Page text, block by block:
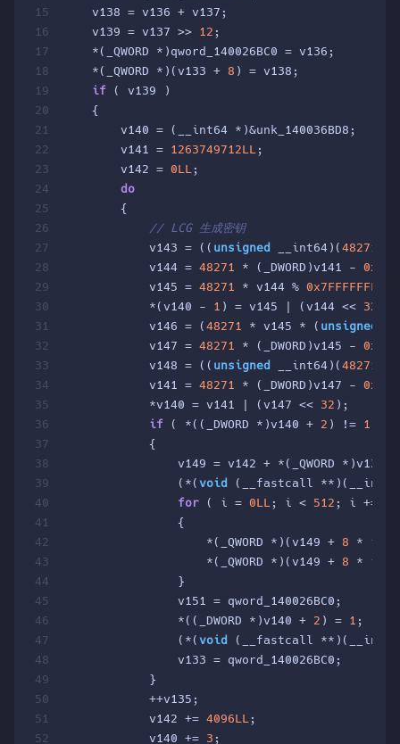
15
16
17
18
19
20
21
22
23
24
25
26
27
28
29
30
31
32
33
34
35
36
37
38
39
40
41
42
43
44
45
46
47
48
49
50
51
52
    v138 = v136 + v137;
    v139 = v137 >>
12 ;
    *(_QWORD *)qword_140026BC0 = v136;
    *(_QWORD *)(v133 +
8 ) = v138;
if ( v139 )
    {
        v140 = (__int64 *)&unk_140036BD8;
        v141 =
1263749712LL ;
        v142 =
0LL ;
do
        {
// LCG 生成密钥
            v143 = ((
unsigned __int64)( 48271
            v144 =
48271 * (_DWORD)v141 -
            v145 =
48271 * v144 % 0x7FFFFFFF
            *(v140 -
1 ) = v145 | (v144 << 32
            v146 = (
48271 * v145 * ( unsigned
            v147 =
48271 * (_DWORD)v145 -
            v148 = ((
unsigned __int64)( 48271
            v141 =
48271 * (_DWORD)v147 -
            *v140 = v141 | (v147 <<
32 );
if ( *((_DWORD *)v140 + 2 ) != 1
            {
                v149 = v142 + *(_QWORD *)v133;
                (*(
void
(__fastcall
for ( i = 0LL ; i < 512 ; i +=
                {
                    *(_QWORD *)(v149 +
8 * i)
                    *(_QWORD *)(v149 +
8 * i +
                }
                v151 = qword_140026BC0;
                *((_DWORD *)v140 +
2 ) = 1 ;
                (*(
void
(__fastcall
                v133 = qword_140026BC0;
            }
            ++v135;
            v142 +=
4096LL ;
            v140 +=
3 ;